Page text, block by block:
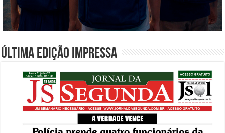
Última edição impressa